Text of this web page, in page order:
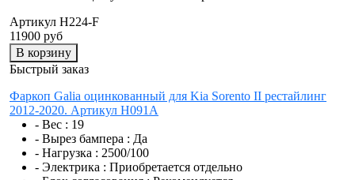
Артикул H224-F
11900 руб
В корзину
Быстрый заказ
Фаркоп Galia оцинкованный для Kia Sorento II рестайлинг
2012-2020. Артикул H091A
- Вес : 19
- Вырез бампера : Да
- Нагрузка : 2500/100
- Электрика : Приобретается отдельно